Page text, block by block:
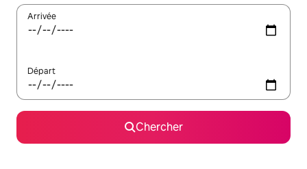
Arrivée
Départ
Chercher